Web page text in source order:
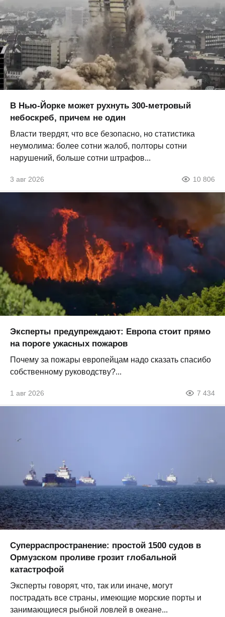
В Нью-Йорке может рухнуть 300-метровый
небоскреб, причем не один
Власти твердят, что все безопасно, но статистика
неумолима: более сотни жалоб, полторы сотни
нарушений, больше сотни штрафов...
3 авг 2026 10 806
Эксперты предупреждают: Европа стоит прямо
на пороге ужасных пожаров
Почему за пожары европейцам надо сказать спасибо
собственному руководству?...
1 авг 2026 7 434
Суперраспространение: простой 1500 судов в
Ормузском проливе грозит глобальной
катастрофой
Эксперты говорят, что, так или иначе, могут
пострадать все страны, имеющие морские порты и
занимающиеся рыбной ловлей в океане...